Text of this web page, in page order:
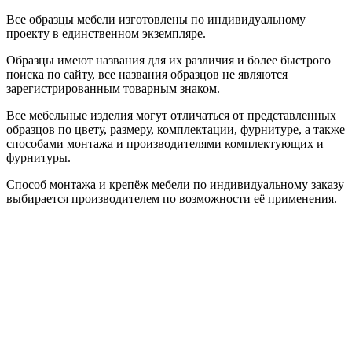
Все образцы мебели изготовлены по индивидуальному
проекту в единственном экземпляре.
Образцы имеют названия для их различия и более быстрого
поиска по сайту, все названия образцов не являются
зарегистрированным товарным знаком.
Все мебельные изделия могут отличаться от представленных
образцов по цвету, размеру, комплектации, фурнитуре, а также
способами монтажа и производителями комплектующих и
фурнитуры.
Способ монтажа и крепёж мебели по индивидуальному заказу
выбирается производителем по возможности её применения.